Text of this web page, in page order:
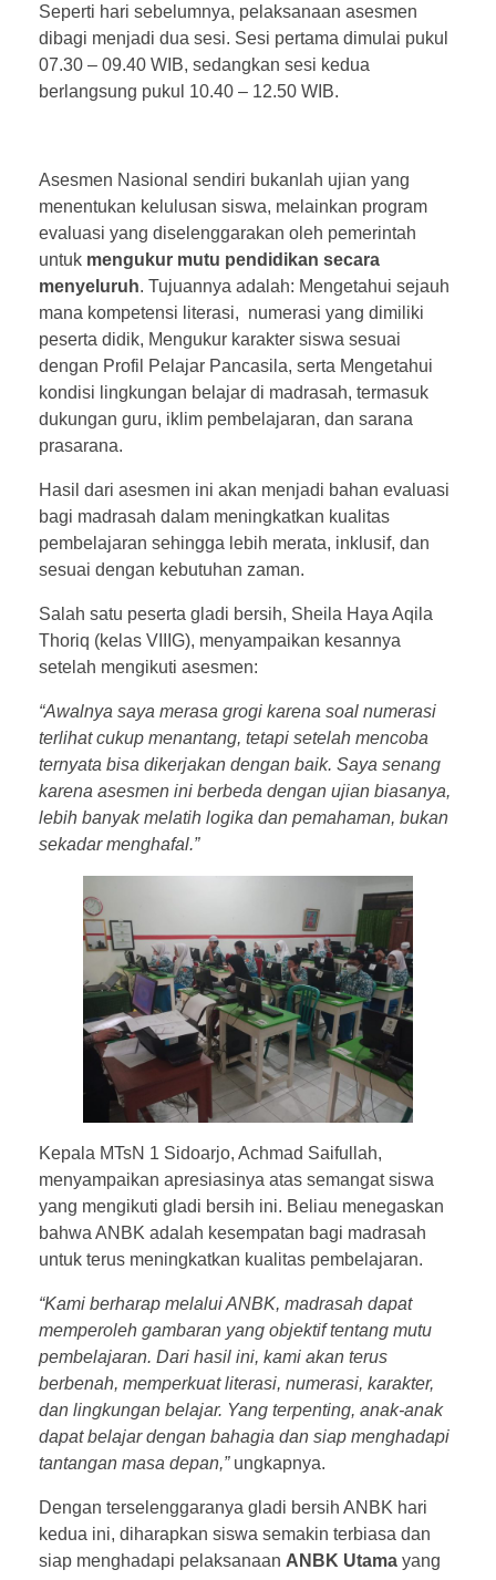
Seperti hari sebelumnya, pelaksanaan asesmen
dibagi menjadi dua sesi. Sesi pertama dimulai pukul
07.30 – 09.40 WIB, sedangkan sesi kedua
berlangsung pukul 10.40 – 12.50 WIB.
Asesmen Nasional sendiri bukanlah ujian yang
menentukan kelulusan siswa, melainkan program
evaluasi yang diselenggarakan oleh pemerintah
untuk mengukur mutu pendidikan secara
menyeluruh. Tujuannya adalah: Mengetahui sejauh
mana kompetensi literasi, numerasi yang dimiliki
peserta didik, Mengukur karakter siswa sesuai
dengan Profil Pelajar Pancasila, serta Mengetahui
kondisi lingkungan belajar di madrasah, termasuk
dukungan guru, iklim pembelajaran, dan sarana
prasarana.
Hasil dari asesmen ini akan menjadi bahan evaluasi
bagi madrasah dalam meningkatkan kualitas
pembelajaran sehingga lebih merata, inklusif, dan
sesuai dengan kebutuhan zaman.
Salah satu peserta gladi bersih, Sheila Haya Aqila
Thoriq (kelas VIIIG), menyampaikan kesannya
setelah mengikuti asesmen:
“Awalnya saya merasa grogi karena soal numerasi
terlihat cukup menantang, tetapi setelah mencoba
ternyata bisa dikerjakan dengan baik. Saya senang
karena asesmen ini berbeda dengan ujian biasanya,
lebih banyak melatih logika dan pemahaman, bukan
sekadar menghafal.”
Kepala MTsN 1 Sidoarjo, Achmad Saifullah,
menyampaikan apresiasinya atas semangat siswa
yang mengikuti gladi bersih ini. Beliau menegaskan
bahwa ANBK adalah kesempatan bagi madrasah
untuk terus meningkatkan kualitas pembelajaran.
“Kami berharap melalui ANBK, madrasah dapat
memperoleh gambaran yang objektif tentang mutu
pembelajaran. Dari hasil ini, kami akan terus
berbenah, memperkuat literasi, numerasi, karakter,
dan lingkungan belajar. Yang terpenting, anak-anak
dapat belajar dengan bahagia dan siap menghadapi
tantangan masa depan,”ungkapnya.
Dengan terselenggaranya gladi bersih ANBK hari
kedua ini, diharapkan siswa semakin terbiasa dan
siap menghadapi pelaksanaan ANBK Utama yang